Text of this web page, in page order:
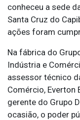
conheceu a sede
Santa Cruz do
ações foram
Na fábrica do
Indústria e
assessor técnico
Comércio, Everton
gerente do Grupo
ocasião, o poder